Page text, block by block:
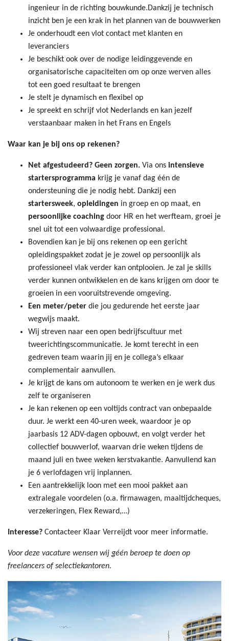
ingenieur in de richting bouwkunde.Dankzij je technisch
inzicht ben je een krak in het plannen van de bouwwerken
Je onderhoudt een vlot contact met klanten en
leveranciers
Je beschikt ook over de nodige leidinggevende en
organisatorische capaciteiten om op onze werven alles
tot een goed resultaat te brengen
Je stelt je dynamisch en flexibel op
Je spreekt en schrijf vlot Nederlands en kan jezelf
verstaanbaar maken in het Frans en Engels
Waar kan je bij ons op rekenen?
Net afgestudeerd? Geen zorgen. Via ons intensieve
startersprogramma krijg je vanaf dag één de
ondersteuning die je nodig hebt. Dankzij een
startersweek, opleidingen in groep en op maat, en
persoonlijke coaching door HR en het werfteam, groei je
snel uit tot een volwaardige professional.
Bovendien kan je bij ons rekenen op een gericht
opleidingspakket zodat je je zowel op persoonlijk als
professioneel vlak verder kan ontplooien. Je zal je skills
verder kunnen ontwikkelen en de kans krijgen om door te
groeien in een vooruitstrevende omgeving.
Een meter/peter die jou gedurende het eerste jaar
wegwijs maakt.
Wij streven naar een open bedrijfscultuur met
tweerichtingscommunicatie. Je komt terecht in een
gedreven team waarin jij en je collega’s elkaar
complementair aanvullen.
Je krijgt de kans om autonoom te werken en je werk dus
zelf te organiseren
Je kan rekenen op een voltijds contract van onbepaalde
duur. Je werkt een 40-uren week, waardoor je op
jaarbasis 12 ADV-dagen opbouwt, en volgt verder het
collectief bouwverlof, waarvan drie weken tijdens de
maand juli en twee weken kerstvakantie. Aanvullend kan
je 6 verlofdagen vrij inplannen.
Een aantrekkelijk loon met een mooi pakket aan
extralegale voordelen (o.a. firmawagen, maaltijdcheques,
verzekeringen, Flex Reward,…)
Interesse? Contacteer Klaar Verreijdt voor meer informatie.
Voor deze vacature wensen wij géén beroep te doen op
freelancers of selectiekantoren.